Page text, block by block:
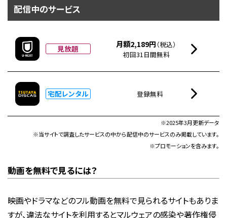
配信中のサービス
見放題 月額2,189円 （税込）
初回31日間無料
宅配レンタル 登録無料
※2025年3月更新データ
※当サイトで調査したサービスの中から配信中のサービスのみ掲載しています。
※プロモーションを含みます。
動画を無料で見るには？
映画やドラマなどのフル動画を無料で見られるサイトもありま
すが、違法なサイトを利用するとマルウェアの感染や著作権侵